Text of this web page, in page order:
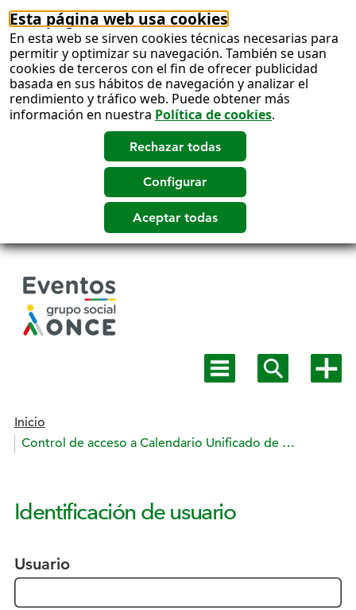
Esta página web usa cookies
En esta web se sirven cookies técnicas necesarias para
permitir y optimizar su navegación. También se usan
cookies de terceros con el fin de ofrecer publicidad
basada en sus hábitos de navegación y analizar el
rendimiento y tráfico web. Puede obtener más
información en nuestra Política de cookies.
Mostrar
menú
Mostrar
buscadormás
Estás en:
Inicio
Control de acceso a Calendario Unificado de ONCE
Identificación de usuario
Usuario